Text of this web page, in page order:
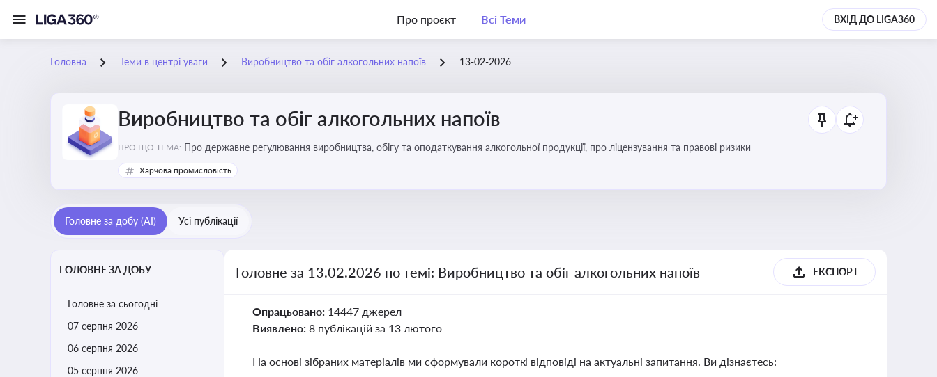
Про проєкт Всі Теми ВХІД ДО LIGA360
Головна Теми в центрі уваги Виробництво та обіг алкогольних напоїв 13-02-2026
Виробництво та обіг алкогольних напоїв
ПРО ЩО ТЕМА: Про державне регулювання виробництва, обігу та оподаткування алкогольної продукції, про ліцензування та правові ризики
Харчова промисловість
Головне за добу (AI) Усі публікації
ГОЛОВНЕ ЗА ДОБУ
Головне за сьогодні
07 серпня 2026
06 серпня 2026
05 серпня 2026
Головне за 13.02.2026 по темі: Виробництво та обіг алкогольних напоїв ЕКСПОРТ
Опрацьовано: 14447 джерел
Виявлено: 8 публікацій за 13 лютого
На основі зібраних матеріалів ми сформували короткі відповіді на актуальні запитання. Ви дізнаєтесь: